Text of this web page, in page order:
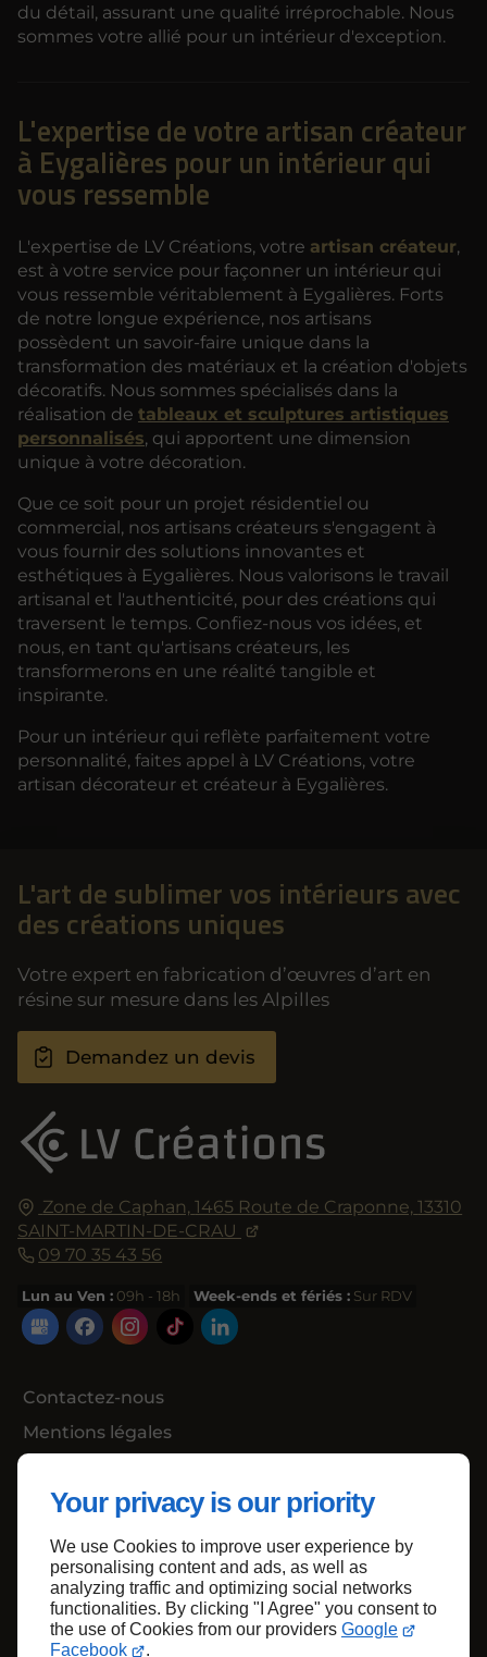
Your privacy is our priority
We use Cookies to improve user experience by
personalising content and ads, as well as
analyzing traffic and optimizing social networks
functionalities. By clicking "I Agree" you consent to
the use of Cookies from our providers Google
Facebook
.
du détail, assurant une qualité irréprochable. Nous
sommes votre allié pour un intérieur d'exception.
L'expertise de votre artisan créateur
à Eygalières pour un intérieur qui
vous ressemble
L'expertise de LV Créations, votre artisan créateur,
est à votre service pour façonner un intérieur qui
vous ressemble véritablement à Eygalières. Forts
de notre longue expérience, nos artisans
possèdent un savoir-faire unique dans la
transformation des matériaux et la création d'objets
décoratifs. Nous sommes spécialisés dans la
réalisation de tableaux et sculptures artistiques
personnalisés, qui apportent une dimension
unique à votre décoration.
Que ce soit pour un projet résidentiel ou
commercial, nos artisans créateurs s'engagent à
vous fournir des solutions innovantes et
esthétiques à Eygalières. Nous valorisons le travail
artisanal et l'authenticité, pour des créations qui
traversent le temps. Confiez-nous vos idées, et
nous, en tant qu'artisans créateurs, les
transformerons en une réalité tangible et
inspirante.
Pour un intérieur qui reflète parfaitement votre
personnalité, faites appel à LV Créations, votre
artisan décorateur et créateur à Eygalières.
Zone de Caphan, 1465 Route de Craponne, 13310
SAINT-MARTIN-DE-CRAU
09 70 35 43 56
Lun au Ven : 09h - 18h Week-ends et fériés : Sur RDV
Contactez-nous
Mentions légales
L'art de sublimer vos intérieurs avec
des créations uniques
Votre expert en fabrication d’œuvres d’art en
résine sur mesure dans les Alpilles
Demandez un devis
Haut de page